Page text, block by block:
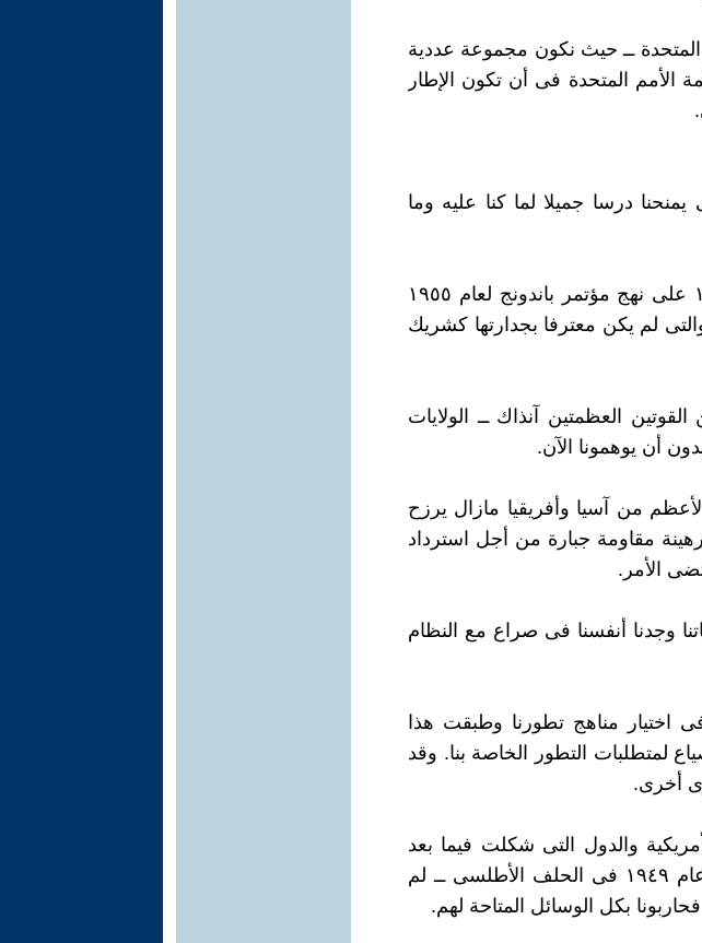
ــ حيث نكون مجموعة عددية
المتحدة فى أن تكون الإطار
درسا جميلا لما كنا عليه وما
تكونت حركة دول عدم الانحياز فى عام ١٩٦٠ على نهج مؤتمر باندونج لعام ١٩٥٥
لم يكن معترفا بجدارتها كشريك
العظمتين آنذاك ــ الولايات
أن يوهمونا الآن.
من آسيا وأفريقيا مازال يرزح
مقاومة جبارة من أجل استرداد
الأمر.
وجدنا أنفسنا فى صراع مع النظام
اختيار مناهج تطورنا وطبقت هذا
لمتطلبات التطور الخاصة بنا. وقد
أخرى.
والدول التى شكلت فيما بعد
الاتحاد الأوروبى ــ والتى كانت مشتركة منذ عام ١٩٤٩ فى الحلف الأطلسى ــ لم
بكل الوسائل المتاحة لهم.